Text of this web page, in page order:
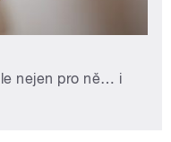
nejen pro ně… i